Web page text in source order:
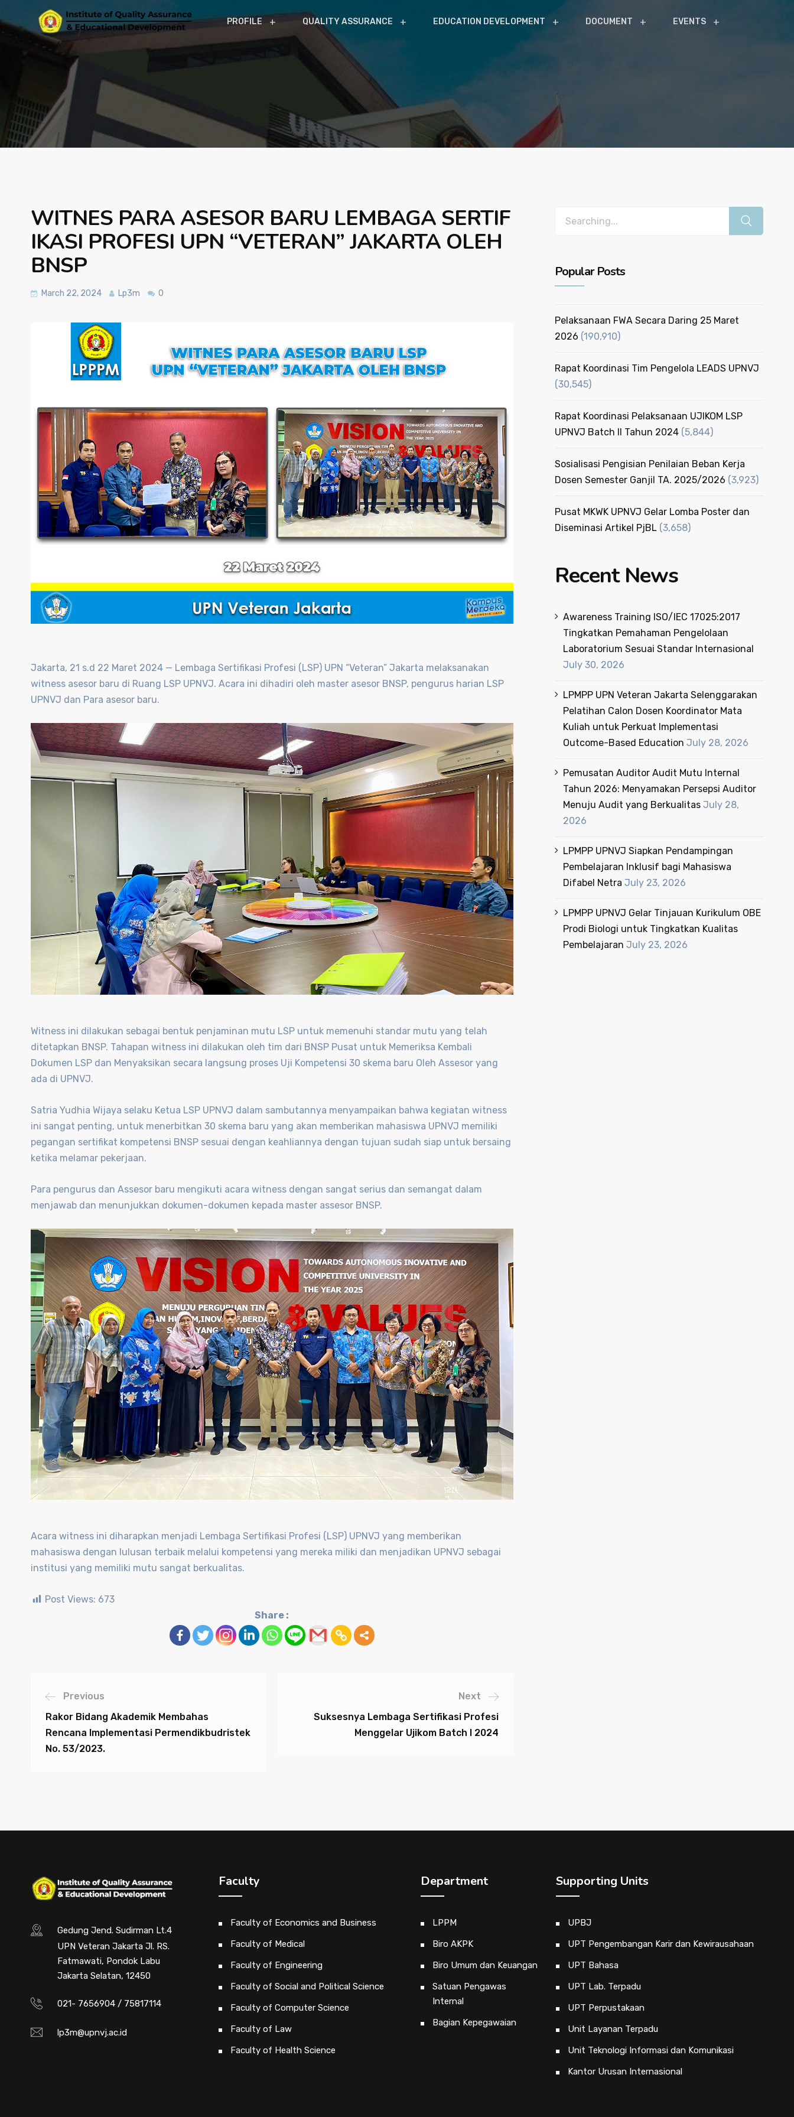
PROFILE QUALITY ASSURANCE EDUCATION DEVELOPMENT DOCUMENT EVENTS
WITNES PARA ASESOR BARU LEMBAGA SERTIF
IKASI PROFESI UPN “VETERAN” JAKARTA OLEH
BNSP
March 22, 2024 Lp3m 0
Jakarta, 21 s.d 22 Maret 2024 — Lembaga Sertifikasi Profesi (LSP) UPN “Veteran” Jakarta melaksanakan
witness asesor baru di Ruang LSP UPNVJ. Acara ini dihadiri oleh master asesor BNSP, pengurus harian LSP
UPNVJ dan Para asesor baru.
Witness ini dilakukan sebagai bentuk penjaminan mutu LSP untuk memenuhi standar mutu yang telah
ditetapkan BNSP. Tahapan witness ini dilakukan oleh tim dari BNSP Pusat untuk Memeriksa Kembali
Dokumen LSP dan Menyaksikan secara langsung proses Uji Kompetensi 30 skema baru Oleh Assesor yang
ada di UPNVJ.
Satria Yudhia Wijaya selaku Ketua LSP UPNVJ dalam sambutannya menyampaikan bahwa kegiatan witness
ini sangat penting, untuk menerbitkan 30 skema baru yang akan memberikan mahasiswa UPNVJ memiliki
pegangan sertifikat kompetensi BNSP sesuai dengan keahliannya dengan tujuan sudah siap untuk bersaing
ketika melamar pekerjaan.
Para pengurus dan Assesor baru mengikuti acara witness dengan sangat serius dan semangat dalam
menjawab dan menunjukkan dokumen-dokumen kepada master assesor BNSP.
Acara witness ini diharapkan menjadi Lembaga Sertifikasi Profesi (LSP) UPNVJ yang memberikan
mahasiswa dengan lulusan terbaik melalui kompetensi yang mereka miliki dan menjadikan UPNVJ sebagai
institusi yang memiliki mutu sangat berkualitas.
Post Views: 673
Share :
Previous
Rakor Bidang Akademik Membahas
Rencana Implementasi Permendikbudristek
No. 53/2023.
Next
Suksesnya Lembaga Sertifikasi Profesi
Menggelar Ujikom Batch I 2024
Popular Posts
Pelaksanaan FWA Secara Daring 25 Maret
2026 (190,910)
Rapat Koordinasi Tim Pengelola LEADS UPNVJ
(30,545)
Rapat Koordinasi Pelaksanaan UJIKOM LSP
UPNVJ Batch II Tahun 2024 (5,844)
Sosialisasi Pengisian Penilaian Beban Kerja
Dosen Semester Ganjil TA. 2025/2026 (3,923)
Pusat MKWK UPNVJ Gelar Lomba Poster dan
Diseminasi Artikel PjBL (3,658)
Recent News
Awareness Training ISO/IEC 17025:2017
Tingkatkan Pemahaman Pengelolaan
Laboratorium Sesuai Standar Internasional
July 30, 2026
LPMPP UPN Veteran Jakarta Selenggarakan
Pelatihan Calon Dosen Koordinator Mata
Kuliah untuk Perkuat Implementasi
Outcome-Based Education July 28, 2026
Pemusatan Auditor Audit Mutu Internal
Tahun 2026: Menyamakan Persepsi Auditor
Menuju Audit yang Berkualitas July 28,
2026
LPMPP UPNVJ Siapkan Pendampingan
Pembelajaran Inklusif bagi Mahasiswa
Difabel Netra July 23, 2026
LPMPP UPNVJ Gelar Tinjauan Kurikulum OBE
Prodi Biologi untuk Tingkatkan Kualitas
Pembelajaran July 23, 2026
Gedung Jend. Sudirman Lt.4
UPN Veteran Jakarta Jl. RS.
Fatmawati, Pondok Labu
Jakarta Selatan, 12450
021- 7656904 / 75817114
lp3m@upnvj.ac.id
Faculty
Faculty of Economics and Business
Faculty of Medical
Faculty of Engineering
Faculty of Social and Political Science
Faculty of Computer Science
Faculty of Law
Faculty of Health Science
Department
LPPM
Biro AKPK
Biro Umum dan Keuangan
Satuan Pengawas
Internal
Bagian Kepegawaian
Supporting Units
UPBJ
UPT Pengembangan Karir dan Kewirausahaan
UPT Bahasa
UPT Lab. Terpadu
UPT Perpustakaan
Unit Layanan Terpadu
Unit Teknologi Informasi dan Komunikasi
Kantor Urusan Internasional